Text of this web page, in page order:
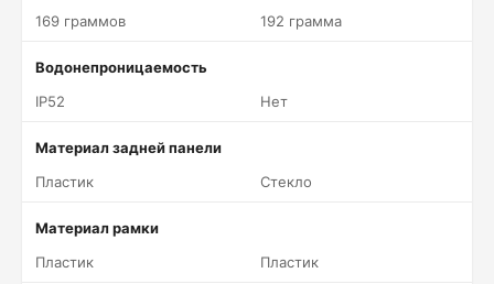
169 граммов 192 грамма
Водонепроницаемость
IP52
Нет
Материал задней панели
Пластик
Стекло
Материал рамки
Пластик
Пластик